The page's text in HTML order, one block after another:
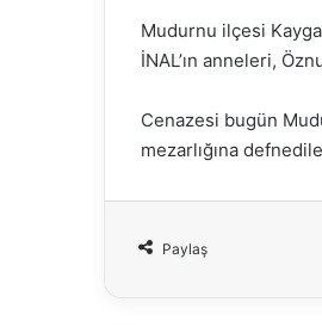
Mudurnu ilçesi
İNAL’ın anneleri,
Cenazesi bugün
mezarlığına
Paylaş